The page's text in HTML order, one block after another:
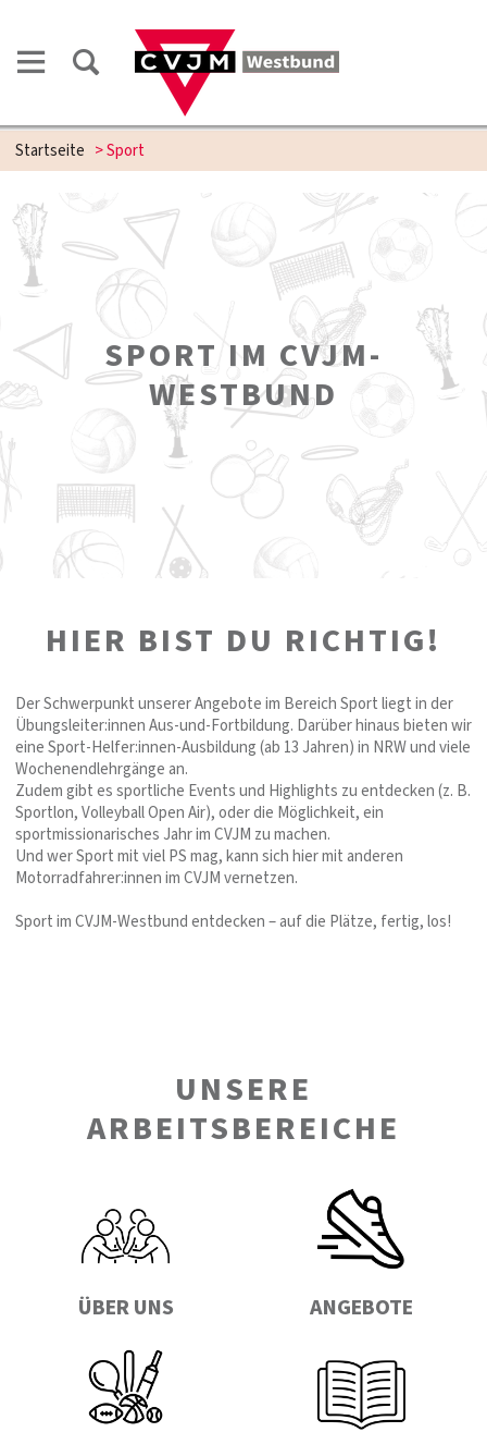
Startseite >Sport
SPORT IM CVJM-
WESTBUND
HIER BIST DU RICHTIG!
Der Schwerpunkt unserer Angebote im Bereich Sport liegt in der
Übungsleiter:innen Aus-und-Fortbildung. Darüber hinaus bieten wir
eine Sport-Helfer:innen-Ausbildung (ab 13 Jahren) in NRW und viele
Wochenendlehrgänge an.
Zudem gibt es sportliche Events und Highlights zu entdecken (z. B.
Sportlon, Volleyball Open Air), oder die Möglichkeit, ein
sportmissionarisches Jahr im CVJM zu machen.
Und wer Sport mit viel PS mag, kann sich hier mit anderen
Motorradfahrer:innen im CVJM vernetzen.
Sport im CVJM-Westbund entdecken – auf die Plätze, fertig, los!
UNSERE
ARBEITSBEREICHE
ÜBER UNS ANGEBOTE